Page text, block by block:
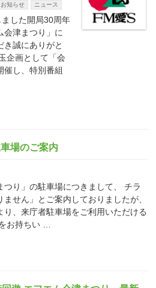
知らせ ニュース
した開局30周年
津まつり」に
き誠にありがと
企画として「会
催し、特別番組
場のご案内
つり」の駐車場につきまして、 チラ
せん」とご案内しておりましたが、
、来庁者駐車場をご利用いただける
お持ちい …